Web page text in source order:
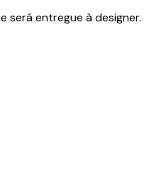
será entregue à designer.